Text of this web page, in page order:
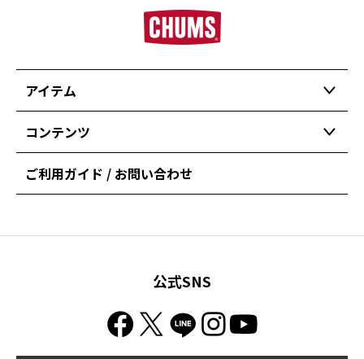
アイテム
コンテンツ
ご利用ガイド / お問い合わせ
公式SNS